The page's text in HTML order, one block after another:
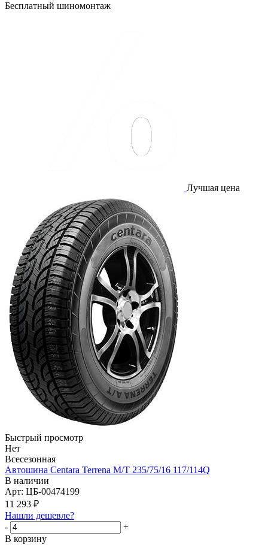
Бесплатный шиномонтаж
Лучшая цена
Быстрый просмотр
Нет
Всесезонная
Автошина Centara Terrena M/T 235/75/16 117/114Q
В наличии
Арт: ЦБ-00474199
11 293 ₽
Нашли дешевле?
-
+
В корзину